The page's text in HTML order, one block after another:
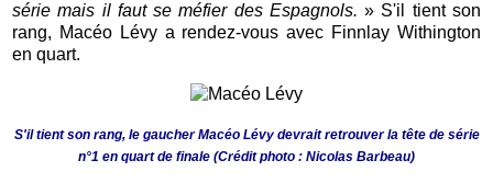
série mais il faut se méfier des Espagnols.» S'il tient son
rang, Macéo Lévy a rendez-vous avec Finnlay Withington
en quart.
S'il tient son rang, le gaucher Macéo Lévy devrait retrouver la tête de série
n°1 en quart de finale (Crédit photo : Nicolas Barbeau)